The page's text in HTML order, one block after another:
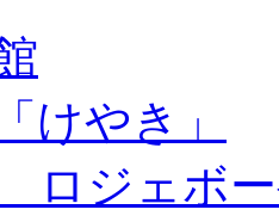
けやき」
ロジェボ